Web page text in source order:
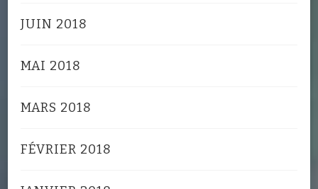
JUIN 2018
MAI 2018
MARS 2018
FÉVRIER 2018